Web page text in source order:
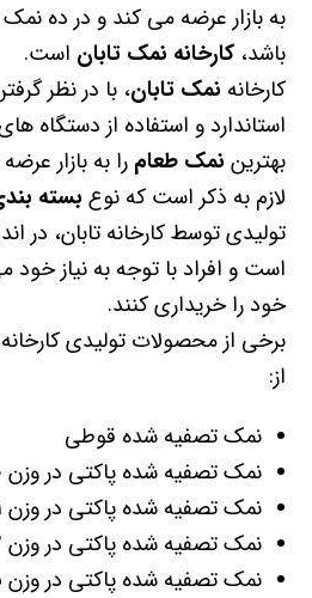
به بازار عرضه می کند و در ده
باشد،کارخانه نمک تابان است.
کارخانه نمک تابان، با در نظر
استاندارد و استفاده از
بهترین نمک طعام را به بازار
لازم به ذکر است که نوع بسته
تولیدی توسط کارخانه تابان، در
است و افراد با توجه به نیاز خود
خود را خریداری کنند.
برخی از محصولات تولیدی
از:
نمک تصفیه شده قوطی
نمک تصفیه شده پاکتی در وزن 600 گرم
نمک تصفیه شده پاکتی در وزن 1 کیلوگرم
نمک تصفیه شده پاکتی در وزن 2 کیلوگرم
نمک تصفیه شده پاکتی در وزن 25 کیلوگرم